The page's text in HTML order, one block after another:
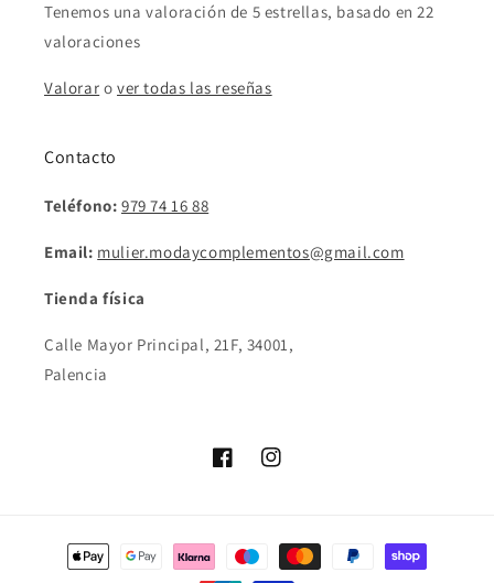
Tenemos una valoración de 5 estrellas, basado en 22
valoraciones
Valorar over todas las reseñas
Contacto
Teléfono: 979 74 16 88
Email: mulier.modaycomplementos@gmail.com
Tienda física
Calle Mayor Principal, 21F, 34001,
Palencia
FacebookInstagram
Formas